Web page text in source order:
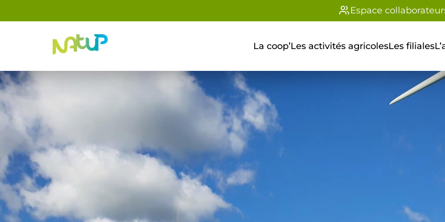
Espace
La coop’Les activités agricolesLes filiales